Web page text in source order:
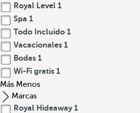
Royal Level 1
Spa 1
Todo Incluido 1
Vacacionales 1
Bodas 1
Wi-Fi gratis 1
Más Menos
Marcas
Royal Hideaway 1